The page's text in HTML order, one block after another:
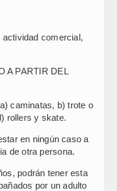
comercial,
A PARTIR DEL
caminatas, b) trote o
rollers y skate.
en ningún caso a
de otra persona.
podrán tener esta
por un adulto